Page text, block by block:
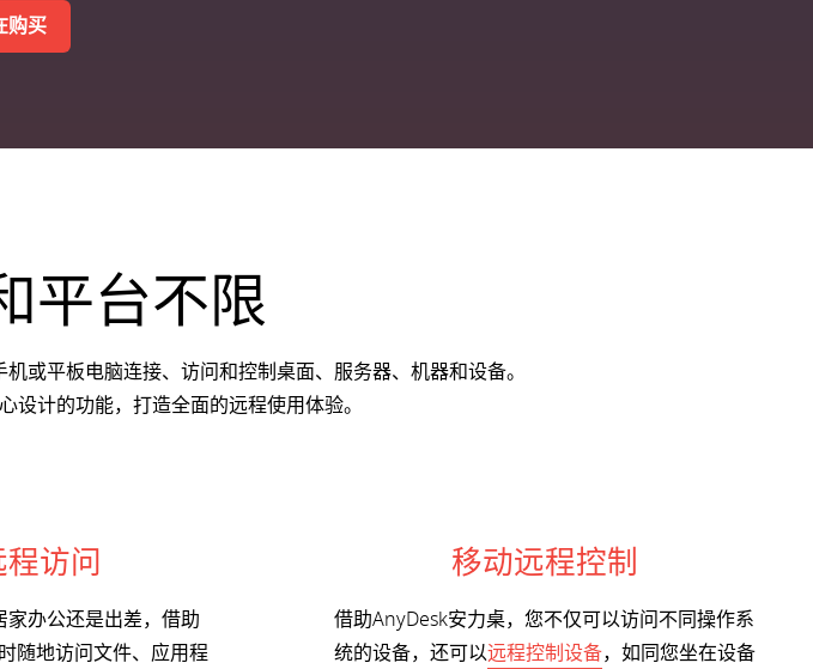
购买
平台不限
或平板电脑连接、访问和控制桌面、服务器、机器和设备。
计的功能，打造全面的远程使用体验。
访问
办公还是出差，借助
随地访问文件、应用程
移动远程控制
借助AnyDesk安力桌，您不仅可以访问不同操作系
统的设备，还可以远程控制设备，如同您坐在设备